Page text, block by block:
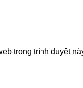
trong trình duyệt